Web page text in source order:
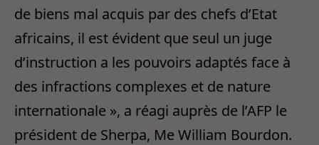
de biens mal acquis par des chefs d’Etat
africains, il est évident que seul un juge
d’instruction a les pouvoirs adaptés face à
des infractions complexes et de nature
internationale », a réagi auprès de l’AFP le
président de Sherpa, Me William Bourdon.